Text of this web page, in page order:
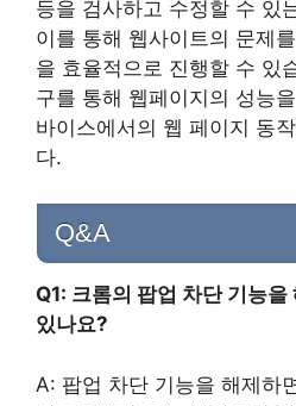
등을 검사하고 수정할 수 있
이를 통해 웹사이트의 문제
을 효율적으로 진행할 수 있
구를 통해 웹페이지의 성능
바이스에서의 웹 페이지 동
다.
Q&A
Q1: 크롬의 팝업 차단 기능을
있나요?
A: 팝업 차단 기능을 해제하